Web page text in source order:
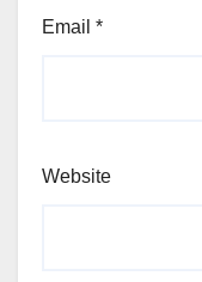
Email *
Website